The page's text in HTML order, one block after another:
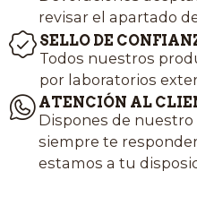
revisar el apartado
SELLO DE
Todos nuestros
por laboratorios
ATENCIÓN AL
Dispones de
siempre te
estamos a tu